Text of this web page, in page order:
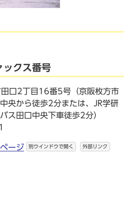
ックス番号
口2丁目16番5号（京阪枚方市
央から徒歩2分または、JR学研
ス田口中央下車徒歩2分）
ージ 別ウインドウで開く 外部リンク